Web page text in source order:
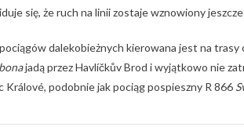
się, że ruch na linii zostaje wznowiony
dalekobieżnych kierowana jest na trasy
jadą przez Havlíčkův Brod i wyjątkowo nie
Králové, podobnie jak pociąg pospieszny R 866